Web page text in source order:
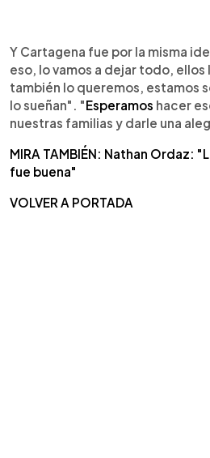
Y Cartagena fue por la misma
eso, lo vamos a dejar todo,
también lo queremos, estamos
lo sueñan". "Esperamos hacer
nuestras familias y darle una
MIRA TAMBIÉN: Nathan Ordaz:
fue buena"
VOLVER A PORTADA